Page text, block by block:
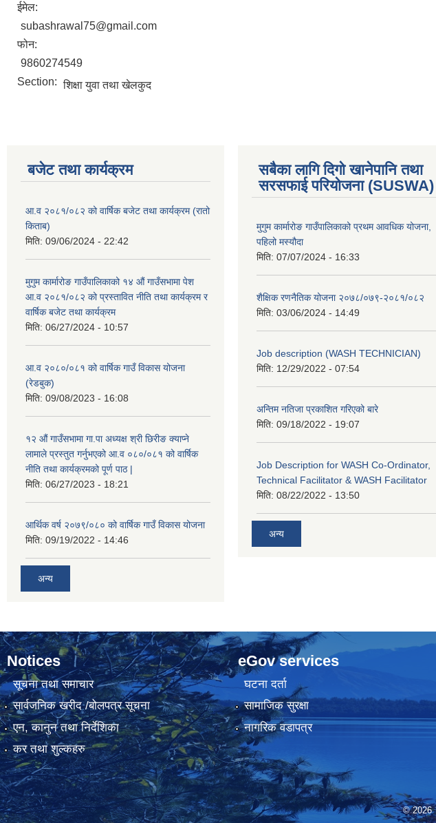
ईमेल:
subashrawal75@gmail.com
फोन:
9860274549
Section: शिक्षा युवा तथा खेलकुद
बजेट तथा कार्यक्रम
आ.व २०८१/०८२ को वार्षिक बजेट तथा कार्यक्रम (रातो
किताब)
मिति: 09/06/2024 - 22:42
मुगुम कार्मारोङ गाउँपालिकाको १४ औं गाउँसभामा पेश
आ.व २०८१/०८२ को प्रस्तावित नीति तथा कार्यक्रम र
वार्षिक बजेट तथा कार्यक्रम
मिति: 06/27/2024 - 10:57
आ.व २०८०/०८१ को वार्षिक गाउँ विकास योजना
(रेडबुक)
मिति: 09/08/2023 - 16:08
१२ औं गाउँसभामा गा.पा अध्यक्ष श्री छिरीङ क्याप्ने
लामाले प्रस्तुत गर्नुभएको आ.व ०८०/०८१ को वार्षिक
नीति तथा कार्यक्रमको पूर्ण पाठ |
मिति: 06/27/2023 - 18:21
आर्थिक वर्ष २०७९/०८० को वार्षिक गाउँ विकास योजना
मिति: 09/19/2022 - 14:46
अन्य
सबैका लागि दिगो खानेपानि तथा
सरसफाई परियोजना (SUSWA)
मुगुम कार्मारोङ गाउँपालिकाको प्रथम आवधिक योजना,
पहिलो मस्यौदा
मिति: 07/07/2024 - 16:33
शैक्षिक रणनैतिक योजना २०७८/०७९-२०८१/०८२
मिति: 03/06/2024 - 14:49
Job description (WASH TECHNICIAN)
मिति: 12/29/2022 - 07:54
अन्तिम नतिजा प्रकाशित गरिएको बारे
मिति: 09/18/2022 - 19:07
Job Description for WASH Co-Ordinator,
Technical Facilitator & WASH Facilitator
मिति: 08/22/2022 - 13:50
अन्य
Notices
सूचना तथा समाचार
सार्वजनिक खरीद /बोलपत्र सूचना
एन, कानुन तथा निर्देशिका
कर तथा शुल्कहरु
eGov services
घटना दर्ता
सामाजिक सुरक्षा
नागरिक वडापत्र
© 2026